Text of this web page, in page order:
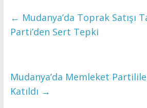
← Mudanya’da Toprak Satışı
Parti’den Sert Tepki
Mudanya’da Memleket
Katıldı →